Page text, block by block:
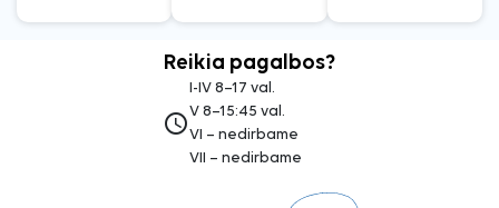
Reikia pagalbos?
access_time
I-IV 8–17 val.
V 8–15:45 val.
VI – nedirbame
VII – nedirbame